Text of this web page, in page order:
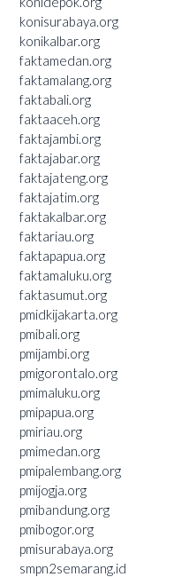
konisurabaya.org
konikalbar.org
faktamedan.org
faktamalang.org
faktabali.org
faktaaceh.org
faktajambi.org
faktajabar.org
faktajateng.org
faktajatim.org
faktakalbar.org
faktariau.org
faktapapua.org
faktamaluku.org
faktasumut.org
pmidkijakarta.org
pmibali.org
pmijambi.org
pmigorontalo.org
pmimaluku.org
pmipapua.org
pmiriau.org
pmimedan.org
pmipalembang.org
pmijogja.org
pmibandung.org
pmibogor.org
pmisurabaya.org
smpn2semarang.id